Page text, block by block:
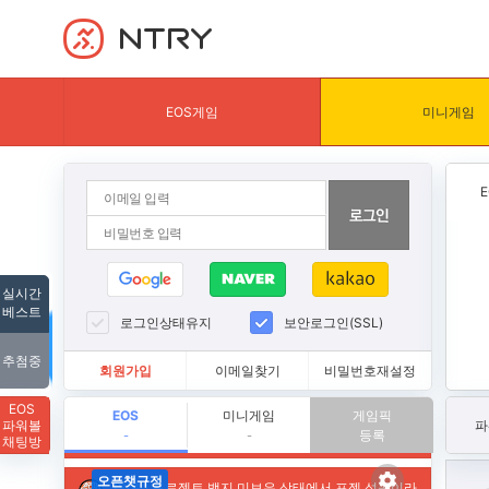
NTRY
EOS게임 미니게임
로그인상태유지 보안로그인(SSL)
회원가입 이메일찾기 비밀번호재설정
EOS
-
미니게임
-
게임픽
등록
실시간
베스트
추첨중
EOS
파워볼
채팅방